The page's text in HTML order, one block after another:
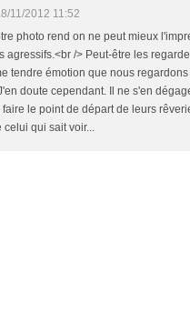
11/2012 11:52
photo rend on ne peut mieux
agressifs.<br /> Peut-être les
tendre émotion que nous
doute cependant. Il ne s'en
le point de départ de leurs
qui sait voir...